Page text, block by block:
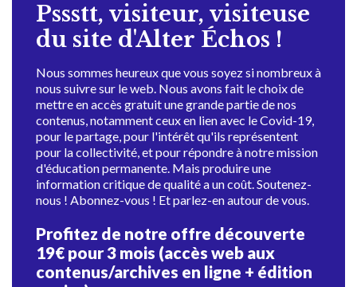
Pssstt, visiteur, visiteuse
du site d'Alter Échos !
Nous sommes heureux que vous soyez si nombreux à
nous suivre sur le web. Nous avons fait le choix de
mettre en accès gratuit une grande partie de nos
contenus, notamment ceux en lien avec le Covid-19,
pour le partage, pour l'intérêt qu'ils représentent
pour la collectivité, et pour répondre à notre mission
d'éducation permanente. Mais produire une
information critique de qualité a un coût. Soutenez-
nous ! Abonnez-vous ! Et parlez-en autour de vous.
Profitez de notre offre découverte
19€ pour 3 mois (accès web aux
contenus/archives en ligne + édition